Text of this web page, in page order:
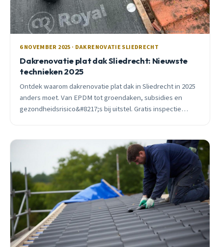
6 NOVEMBER 2025 · DAKRENOVATIE SLIEDRECHT
Dakrenovatie plat dak Sliedrecht: Nieuwste
technieken 2025
Ontdek waarom dakrenovatie plat dak in Sliedrecht in 2025
anders moet. Van EPDM tot groendaken, subsidies en
gezondheidsrisico&#8217;s bij uitstel. Gratis inspectie